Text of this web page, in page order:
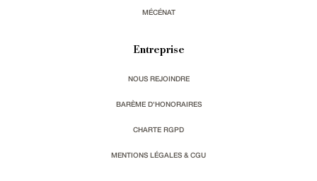
MÉCÉNAT
Entreprise
NOUS REJOINDRE
BARÈME D'HONORAIRES
CHARTE RGPD
MENTIONS LÉGALES & CGU